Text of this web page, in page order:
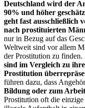
Deutschland wird der
90% und höher
geht fast ausschließlich
nach prostituierten
nur in Bezug auf das
Weltweit sind vor allem
der Prostitution zu finden.
sind im Vergleich zu
Prostitution
führen dazu, dass
Bildung oder zum
Prostitution oft die